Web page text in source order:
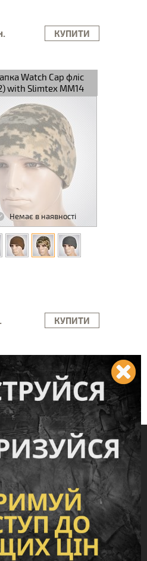
КУПИТИ
Watch Cap фліс
with Slimtex MM14
Немає в наявності
КУПИТИ
нами:
магазин?